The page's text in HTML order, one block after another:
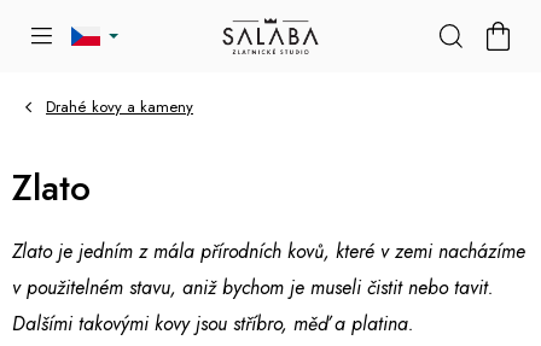
Drahé kovy a kameny
Zlato
Zlato je jedním z mála přírodních kovů, které v zemi nacházíme
v použitelném stavu, aniž bychom je museli čistit nebo tavit.
Dalšími takovými kovy jsou stříbro, měď a platina.